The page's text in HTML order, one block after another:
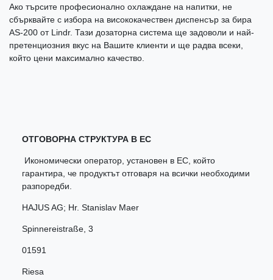
Ако търсите професионално охлаждане на напитки, не
сбърквайте с избора на висококачествен диспенсър за бира
AS-200 от Lindr. Тази дозаторна система ще задоволи и най-
претенциозния вкус на Вашите клиенти и ще радва всеки,
който цени максимално качество.
ОТГОВОРНА СТРУКТУРА В ЕС
Икономически оператор, установен в ЕС, който
гарантира, че продуктът отговаря на всички необходими
разпоредби.
HAJUS AG; Hr. Stanislav Maer
Spinnereistraße 3
01591
Riesa